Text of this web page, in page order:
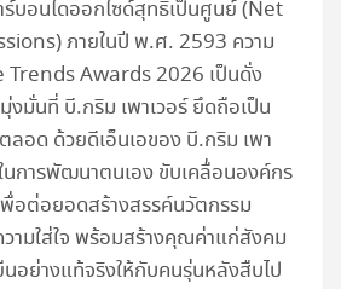
บอนไดออกไซด์สุทธิเป็นศูนย์ (Net
ภายในปี พ.ศ. 2593 ความ
Trends Awards 2026 เป็นดั่ง
งมั่นที่ บี.กริม เพาเวอร์ ยึดถือเป็น
ลอด ด้วยดีเอ็นเอของ บี.กริม เพา
นการพัฒนาตนเอง ขับเคลื่อนองค์กร
อต่อยอดสร้างสรรค์นวัตกรรม
ามใส่ใจ พร้อมสร้างคุณค่าแก่สังคม
อย่างแท้จริงให้กับคนรุ่นหลังสืบไป